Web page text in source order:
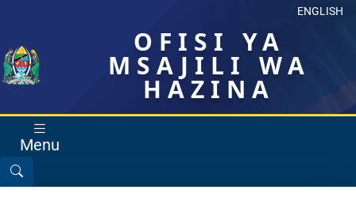
ENGLISH
OFISI YA
MSAJILI WA
HAZINA
Menu